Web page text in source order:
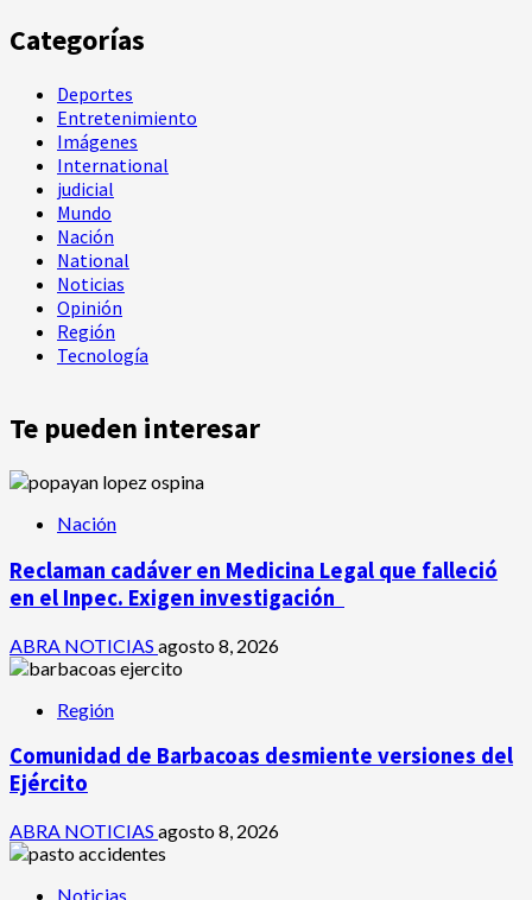
Categorías
Deportes
Entretenimiento
Imágenes
International
judicial
Mundo
Nación
National
Noticias
Opinión
Región
Tecnología
Te pueden interesar
Nación
Reclaman cadáver en Medicina Legal que falleció
en el Inpec. Exigen investigación
ABRA NOTICIAS agosto 8, 2026
Región
Comunidad de Barbacoas desmiente versiones del
Ejército
ABRA NOTICIAS agosto 8, 2026
Noticias